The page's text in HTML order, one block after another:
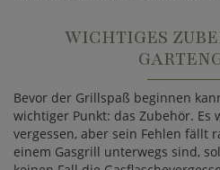
WICHTIGES
Bevor der Grillspaß beginnen
wichtiger Punkt: das Zubehör. Es
vergessen, aber sein Fehlen fällt
einem Gasgrill unterwegs sind,